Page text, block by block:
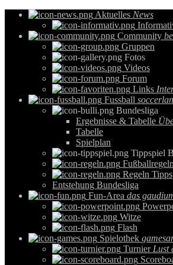
Aktuelles News
Community
Gruppen
Fotos
Videos
Forum
Links
Fussball
Bundesliga
Ergebnisse & Tabelle
Tabelle
Spielplan
Tippspiel
Fußballregeln
Regeln
Entstehung Bundesliga
Fun-Area das
Witze
Flash
Spielothek
Turnier Lust